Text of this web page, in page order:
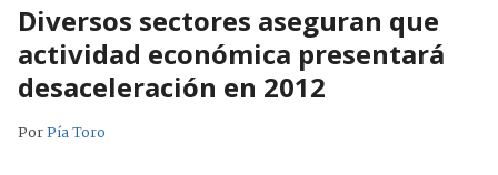
Diversos sectores aseguran que
actividad económica presentará
desaceleración en 2012
PorPía Toro